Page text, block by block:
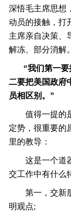
深悟毛主席思想
动员的接触，打
主席亲自决策、
解冻、部分消解。
“我们第一要
二要把美国政府
员相区别。”
值得一提的是
定势，很重要的
里的教导：
这是一个道器
交工作中有什么
第一，交新朋
明观点;